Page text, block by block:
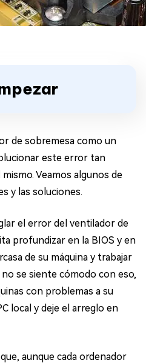
de sobremesa como un
este error tan
Veamos algunos de
y las soluciones.
el error del ventilador de
profundizar en la BIOS y en
de su máquina y trabajar
se siente cómodo con eso,
con problemas a su
local y deje el arreglo en
aunque cada ordenador